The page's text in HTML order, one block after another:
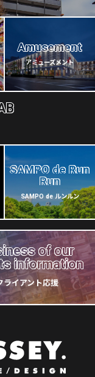
Amusement
アミューズメント
SAMPO de Run
Run
SAMPO de ルンルン
of our
information
ライアント応援